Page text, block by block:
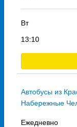
Вт
13:10
Автобусы из
Набережные
Ежедневно